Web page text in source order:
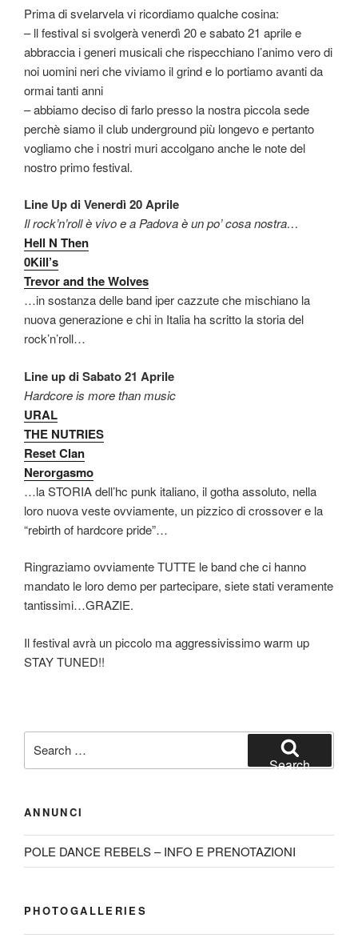
Prima di svelarvela vi ricordiamo qualche cosina:
– ll festival si svolgerà venerdì 20 e sabato 21 aprile e
abbraccia i generi musicali che rispecchiano l’animo vero di
noi uomini neri che viviamo il grind e lo portiamo avanti da
ormai tanti anni
– abbiamo deciso di farlo presso la nostra piccola sede
perchè siamo il club underground più longevo e pertanto
vogliamo che i nostri muri accolgano anche le note del
nostro primo festival.
Line Up di Venerdì 20 Aprile
Il rock’n’roll è vivo e a Padova è un po’ cosa nostra…
Hell N Then
0Kill’s
Trevor and the Wolves
…in sostanza delle band iper cazzute che mischiano la
nuova generazione e chi in Italia ha scritto la storia del
rock’n’roll…
Line up di Sabato 21 Aprile
Hardcore is more than music
URAL
THE NUTRIES
Reset Clan
Nerorgasmo
…la STORIA dell’hc punk italiano, il gotha assoluto, nella
loro nuova veste ovviamente, un pizzico di crossover e la
“rebirth of hardcore pride”…
Ringraziamo ovviamente TUTTE le band che ci hanno
mandato le loro demo per partecipare, siete stati veramente
tantissimi…GRAZIE.
Il festival avrà un piccolo ma aggressivissimo warm up
STAY TUNED!!
for:
Search
ANNUNCI
POLE DANCE REBELS – INFO E PRENOTAZIONI
PHOTOGALLERIES